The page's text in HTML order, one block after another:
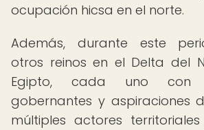
ocupación hicsa en el norte.
Además, durante este
otros reinos en el Delta del
Egipto, cada uno con
gobernantes y aspiraciones
múltiples actores